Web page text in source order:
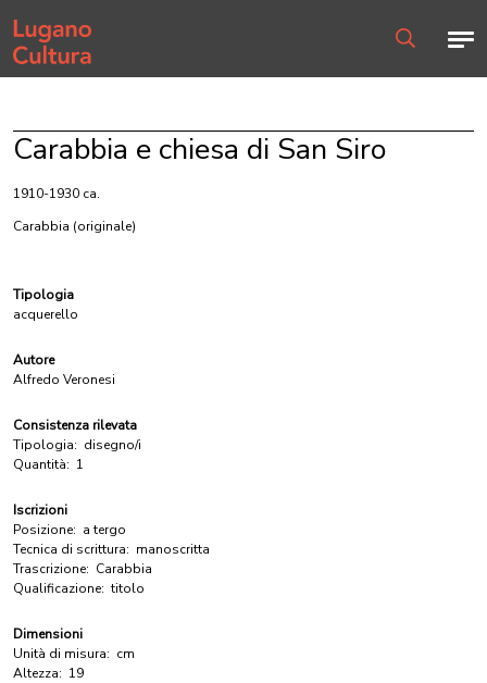
Home page
Carabbia e chiesa di San Siro
1910-1930 ca.
Carabbia (originale)
Tipologia
acquerello
Autore
Alfredo Veronesi
Consistenza rilevata
Tipologia: disegno/i
Quantità: 1
Iscrizioni
Posizione: a tergo
Tecnica di scrittura: manoscritta
Trascrizione: Carabbia
Qualificazione: titolo
Dimensioni
Unità di misura: cm
Altezza: 19